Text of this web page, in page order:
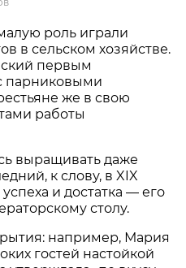
роль играли
в сельском хозяйстве.
первым
парниковыми
же в свою
работы
выращивать даже
к слову, в XIX
и достатка — его
столу.
например, Мария
гостей настойкой